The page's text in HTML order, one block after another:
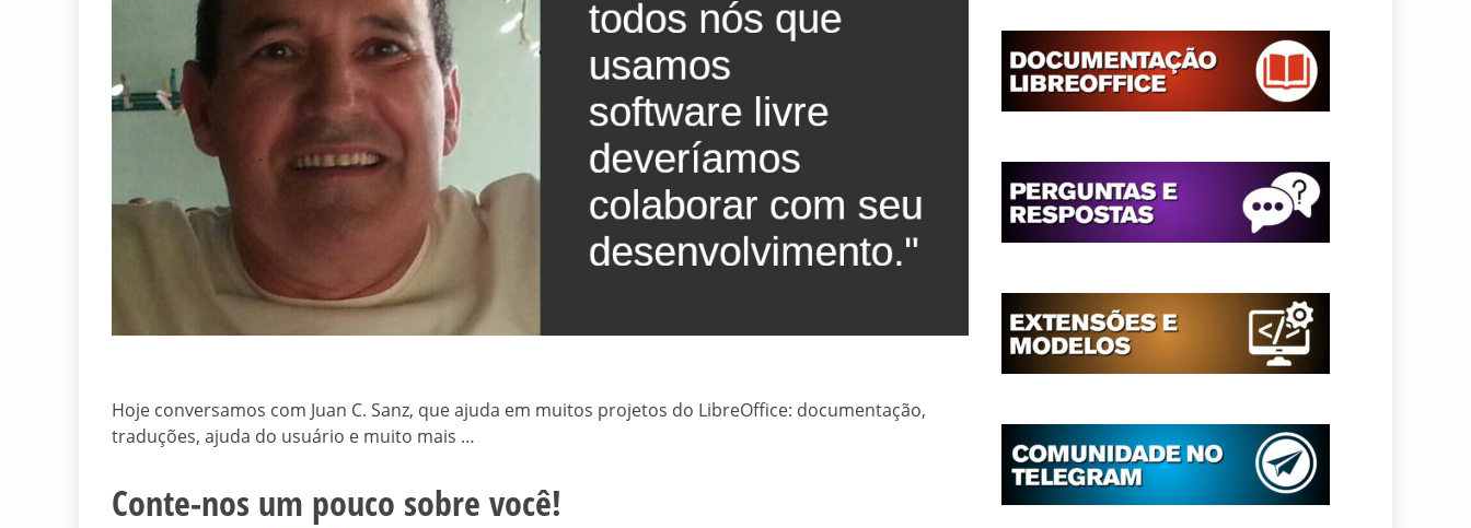
Hoje conversamos com Juan C. Sanz, que ajuda em muitos projetos do LibreOffice: documentação,
traduções, ajuda do usuário e muito mais …
Conte-nos um pouco sobre você!